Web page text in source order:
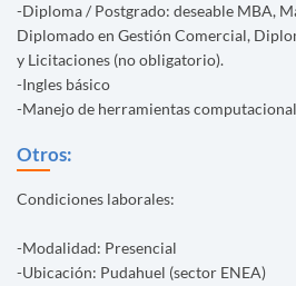
-Diploma / Postgrado: deseable MBA,
Diplomado en Gestión Comercial,
y Licitaciones (no obligatorio).
-Ingles básico
-Manejo de herramientas
Otros:
Condiciones laborales:
-Modalidad: Presencial
-Ubicación: Pudahuel (sector ENEA)